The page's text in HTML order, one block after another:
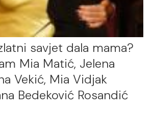
savjet dala mama?
Mia Matić, Jelena
Vekić, Mia Vidjak
Bedeković Rosandić